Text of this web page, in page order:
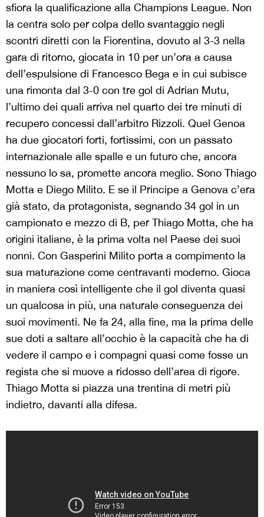
sfiora la qualificazione alla Champions League. Non
la centra solo per colpa dello svantaggio negli
scontri diretti con la Fiorentina, dovuto al 3-3 nella
gara di ritorno, giocata in 10 per un’ora a causa
dell’espulsione di Francesco Bega e in cui subisce
una rimonta dal 3-0 con tre gol di Adrian Mutu,
l’ultimo dei quali arriva nel quarto dei tre minuti di
recupero concessi dall’arbitro Rizzoli. Quel Genoa
ha due giocatori forti, fortissimi, con un passato
internazionale alle spalle e un futuro che, ancora
nessuno lo sa, promette ancora meglio. Sono Thiago
Motta e Diego Milito. E se il Principe a Genova c’era
già stato, da protagonista, segnando 34 gol in un
campionato e mezzo di B, per Thiago Motta, che ha
origini italiane, è la prima volta nel Paese dei suoi
nonni. Con Gasperini Milito porta a compimento la
sua maturazione come centravanti moderno. Gioca
in maniera così intelligente che il gol diventa quasi
un qualcosa in più, una naturale conseguenza dei
suoi movimenti. Ne fa 24, alla fine, ma la prima delle
sue doti a saltare all’occhio è la capacità che ha di
vedere il campo e i compagni quasi come fosse un
regista che si muove a ridosso dell’area di rigore.
Thiago Motta si piazza una trentina di metri più
indietro, davanti alla difesa.